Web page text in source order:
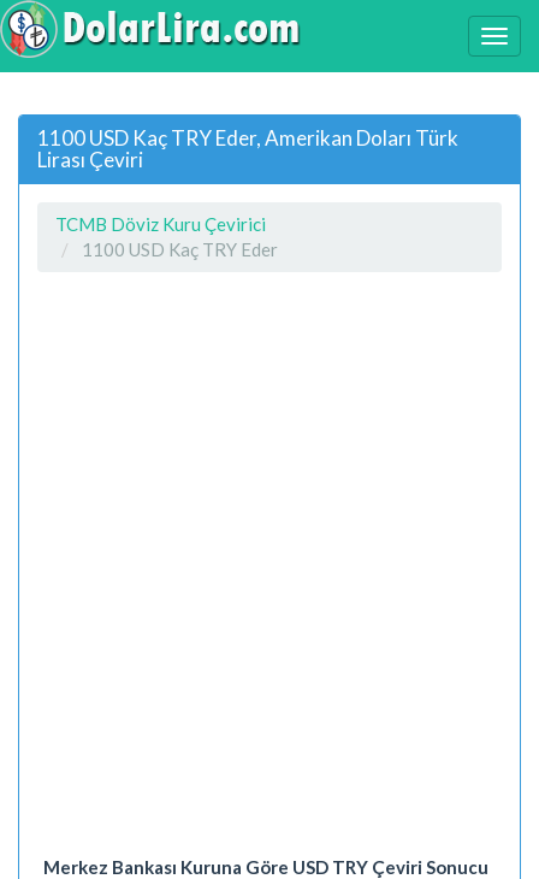
1100 USD Kaç TRY Eder, Amerikan Doları Türk
Lirası Çeviri
TCMB Döviz Kuru Çevirici
1100 USD Kaç TRY Eder
Merkez Bankası Kuruna Göre USD TRY Çeviri Sonucu